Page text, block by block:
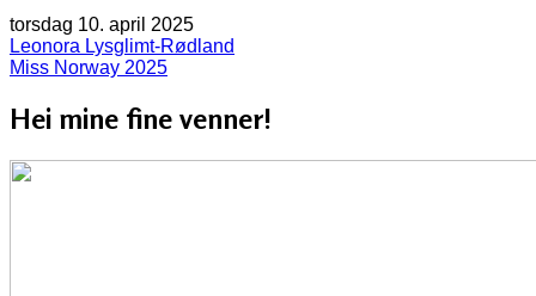
torsdag 10. april 2025
Leonora Lysglimt-Rødland
Miss Norway 2025
Hei mine fine venner!